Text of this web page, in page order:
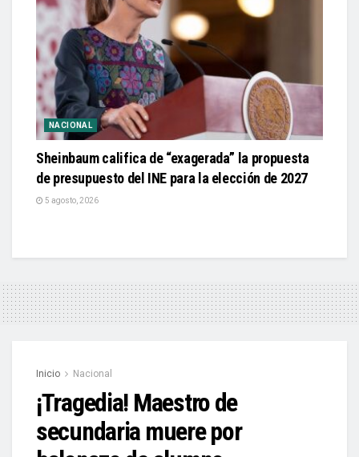
NACIONAL
Sheinbaum califica de “exagerada” la propuesta
de presupuesto del INE para la elección de 2027
5 agosto, 2026
Inicio Nacional
¡Tragedia! Maestro de
secundaria muere por